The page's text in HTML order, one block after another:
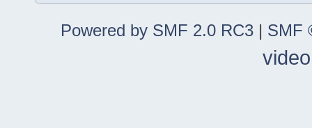
Powered by SMF 2.0 RC3 | SMF